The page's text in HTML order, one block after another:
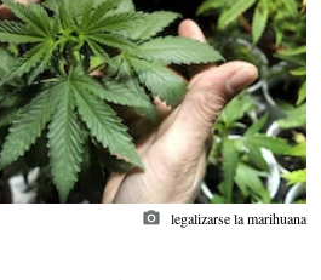
photo_camera legalizarse la marihuana